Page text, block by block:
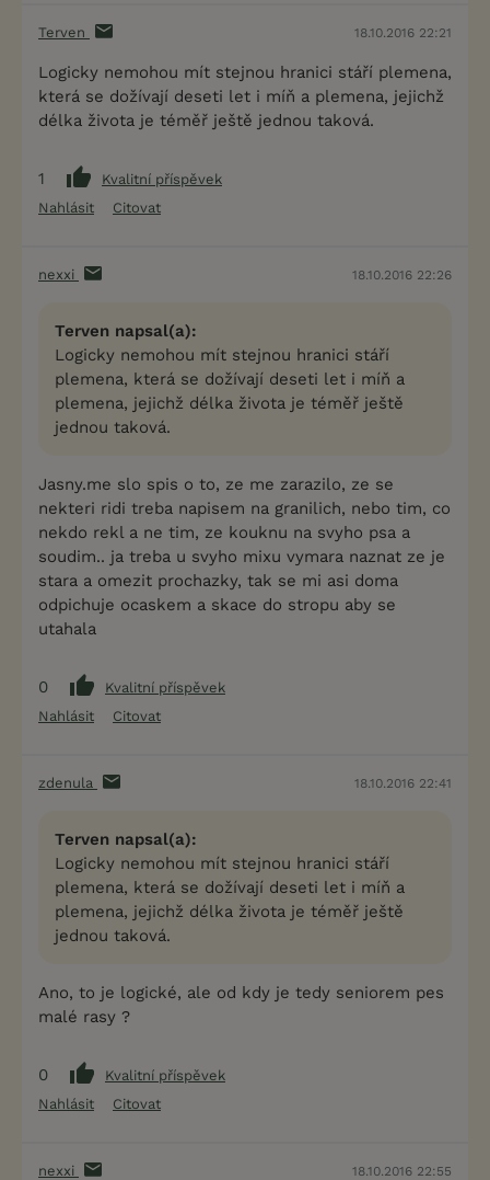
Terven 18.10.2016 22:21
Logicky nemohou mít stejnou hranici stáří plemena,
která se dožívají deseti let i míň a plemena, jejichž
délka života je téměř ještě jednou taková.
1
Kvalitní příspěvek
Nahlásit
Citovat
nexxi 18.10.2016 22:26
Terven napsal(a):
Logicky nemohou mít stejnou hranici stáří
plemena, která se dožívají deseti let i míň a
plemena, jejichž délka života je téměř ještě
jednou taková.
Jasny.me slo spis o to, ze me zarazilo, ze se
nekteri ridi treba napisem na granilich, nebo tim, co
nekdo rekl a ne tim, ze kouknu na svyho psa a
soudim.. ja treba u svyho mixu vymara naznat ze je
stara a omezit prochazky, tak se mi asi doma
odpichuje ocaskem a skace do stropu aby se
utahala
0
Kvalitní příspěvek
Nahlásit
Citovat
zdenula 18.10.2016 22:41
Terven napsal(a):
Logicky nemohou mít stejnou hranici stáří
plemena, která se dožívají deseti let i míň a
plemena, jejichž délka života je téměř ještě
jednou taková.
Ano, to je logické, ale od kdy je tedy seniorem pes
malé rasy ?
0
Kvalitní příspěvek
Nahlásit
Citovat
nexxi 18.10.2016 22:55